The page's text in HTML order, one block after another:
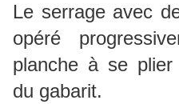
Le serrage avec
opéré
planche à se
du gabarit.